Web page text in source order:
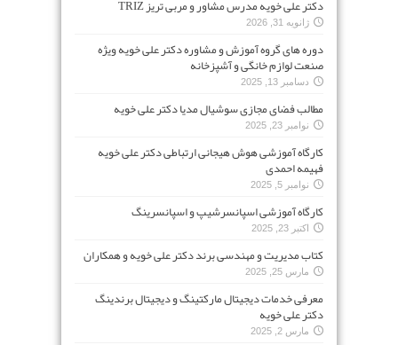
دکتر علی خویه مدرس مشاور و مربی تریز TRIZ
ژانویه 31, 2026
دوره های گروه آموزش و مشاوره دکتر علی خویه ویژه
صنعت لوازم خانگی و آشپزخانه
دسامبر 13, 2025
مطالب فضای مجازی سوشیال مدیا دکتر علی خویه
نوامبر 23, 2025
کارگاه آموزشی هوش هیجانی ارتباطی دکتر علی خویه
فهیمه احمدی
نوامبر 5, 2025
کارگاه آموزشی اسپانسرشیپ و اسپانسرینگ
اکتبر 23, 2025
کتاب مدیریت و مهندسی برند دکتر علی خویه و همکاران
مارس 25, 2025
معرفی خدمات دیجیتال مارکتینگ و دیجیتال برندینگ
دکتر علی خویه
مارس 2, 2025